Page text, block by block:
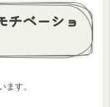
チベーショ
ます。